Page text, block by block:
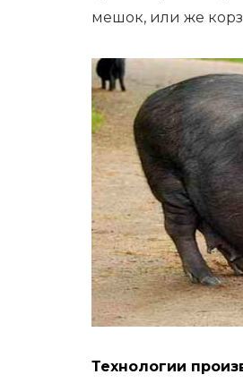
мешок, или же
Технологии